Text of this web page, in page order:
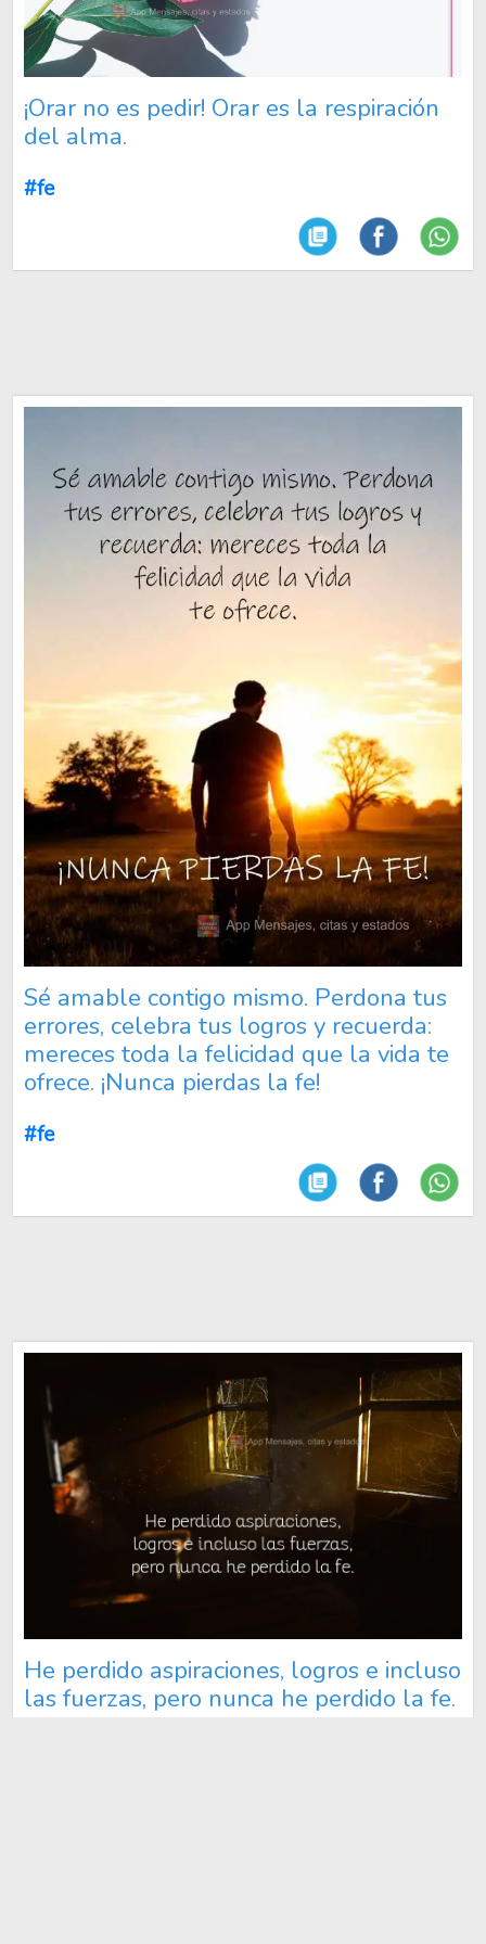
¡Orar no es pedir! Orar es la respiración
del alma.
#fe
Sé amable contigo mismo. Perdona tus
errores, celebra tus logros y recuerda:
mereces toda la felicidad que la vida te
ofrece. ¡Nunca pierdas la fe!
#fe
He perdido aspiraciones, logros e incluso
las fuerzas, pero nunca he perdido la fe.